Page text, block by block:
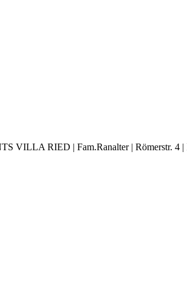
VILLA RIED | Fam.Ranalter | Römerstr. 4